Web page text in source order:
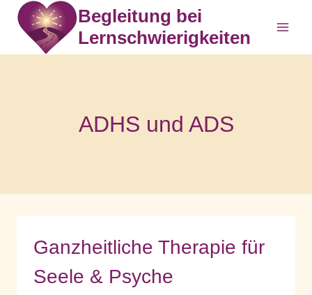
Zum
Inhalt
springen
Begleitung bei
Lernschwierigkeiten
ADHS und ADS
Ganzheitliche Therapie für
Seele & Psyche